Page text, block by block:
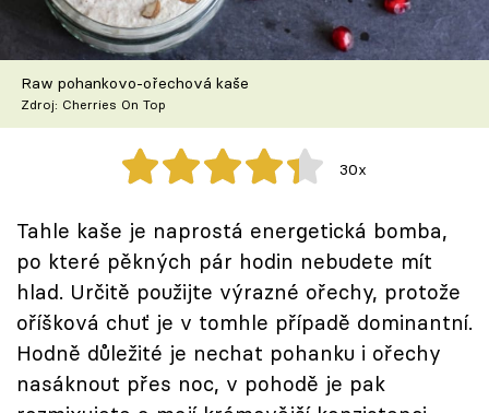
Škola vaření
Recepty z TV
Speciál: Cuketa
Těhotnej kuchař
Sledujte prima+
Přihlášení
Sledujte nás
Raw pohankovo-ořechová kaše
Zdroj: Cherries On Top
30x
Tahle kaše je naprostá energetická bomba,
po které pěkných pár hodin nebudete mít
hlad. Určitě použijte výrazné ořechy, protože
oříšková chuť je v tomhle případě dominantní.
Hodně důležité je nechat pohanku i ořechy
nasáknout přes noc, v pohodě je pak